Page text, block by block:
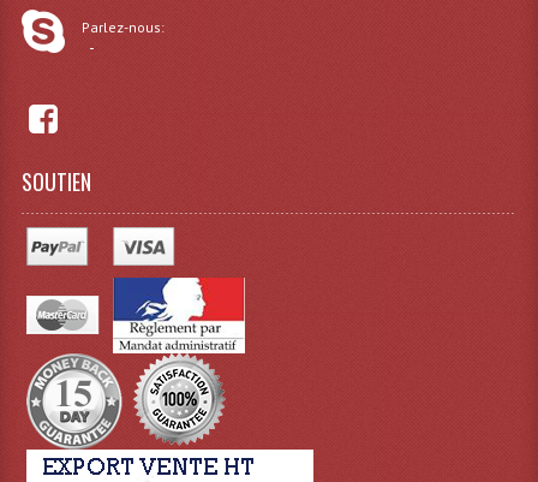
Flight Malettes Consoles T. Mixages
Flight-Case CDs Et Disques Vinyls
Flight-Case Pour Contrôleur DJ
Flight-Case Pour La Lumière
Malle Flight Multi-Usage
Meubles DJ
Parlez-nous:
-
SOUTIEN